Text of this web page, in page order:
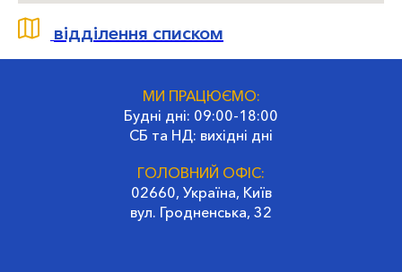
відділення списком
МИ ПРАЦЮЄМО:
Будні дні: 09:00-18:00
СБ та НД: вихідні дні
ГОЛОВНИЙ ОФІС:
02660, Україна, Київ
вул. Гродненська, 32